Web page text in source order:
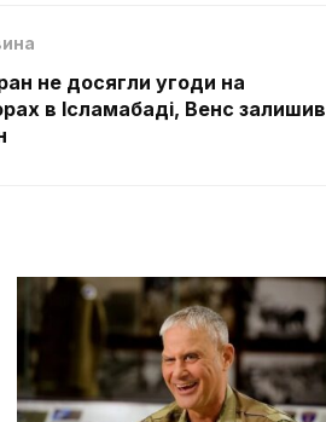
не досягли угоди на
в Ісламабаді, Венс залишив